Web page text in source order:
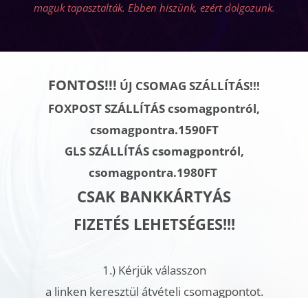
maguk tapasztalták. Ebben hiszünk, ezért dolgozunk.
FONTOS!!! ÚJ CSOMAG SZÁLLÍTÁS!!!
FOXPOST SZÁLLÍTÁS csomagpontról,
csomagpontra.1590FT
GLS SZÁLLÍTÁScsomagpontról,
csomagpontra.1980FT
CSAK BANKKÁRTYÁS
FIZETÉS LEHETSÉGES!!!
1.)Kérjük válasszon
a linken keresztül átvételi csomagpontot.